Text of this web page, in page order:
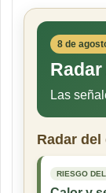
8 de
Las
Radar del
RIESGO